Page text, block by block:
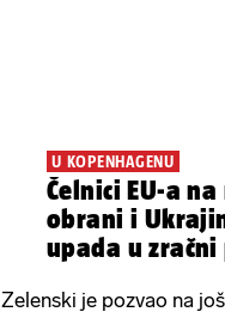
U KOPENHAGENU
Čelnici EU-a
obrani i
upada u
Zelenski je pozvao na